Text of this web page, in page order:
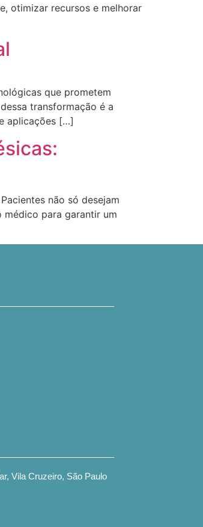
otimizar recursos e melhorar
que prometem
transformação é a
aplicações […]
não só desejam
médico para garantir um
Vila Cruzeiro, São Paulo